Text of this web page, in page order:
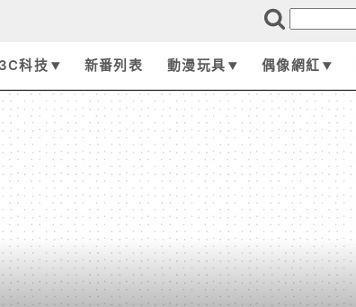
科技 新番列表 動漫玩具 偶像網紅